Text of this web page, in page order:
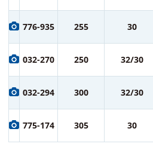
776-935 255 30
032-270 250 32/30
032-294 300 32/30
775-174 305 30